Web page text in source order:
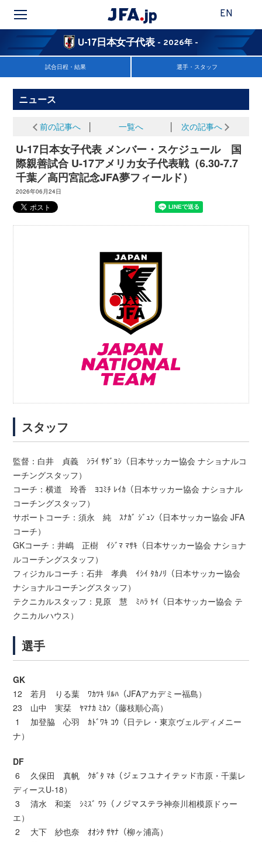
EN
U-17日本女子代表 - 2026年 -
試合日程・結果 選手・スタッフ
ニュース
前の記事へ 一覧へ 次の記事へ
U-17日本女子代表 メンバー・スケジュール 国
際親善試合 U-17アメリカ女子代表戦（6.30-7.7
千葉／高円宮記念JFA夢フィールド）
2026年06月24日
スタッフ
監督：白井 貞義 ｼﾗｲ ｻﾀﾞﾖｼ（日本サッカー協会 ナショナルコ
ーチングスタッフ）
コーチ：横道 玲香 ﾖｺﾐﾁ ﾚｲｶ（日本サッカー協会 ナショナル
コーチングスタッフ）
サポートコーチ：須永 純 ｽﾅｶﾞ ｼﾞｭﾝ（日本サッカー協会 JFA
コーチ）
GKコーチ：井嶋 正樹 ｲｼﾞﾏ ﾏｻｷ（日本サッカー協会 ナショナ
ルコーチングスタッフ）
フィジカルコーチ：石井 孝典 ｲｼｲ ﾀｶﾉﾘ（日本サッカー協会
ナショナルコーチングスタッフ）
テクニカルスタッフ：見原 慧 ﾐﾊﾗ ｹｲ（日本サッカー協会 テ
クニカルハウス）
選手
GK
12 若月 りる葉 ﾜｶﾂｷ ﾘﾙﾊ（JFAアカデミー福島）
23 山中 実栞 ﾔﾏﾅｶ ﾐｶﾝ（藤枝順心高）
1 加登脇 心羽 ｶﾄﾞﾜｷ ｺｳ（日テレ・東京ヴェルディメニー
ナ）
DF
6 久保田 真帆 ｸﾎﾞﾀ ﾏﾎ（ジェフユナイテッド市原・千葉レ
ディースU-18）
3 清水 和楽 ｼﾐｽﾞ ﾜﾗ（ノジマステラ神奈川相模原ドゥー
エ）
2 大下 紗也奈 ｵｵｼﾀ ｻﾔﾅ（柳ヶ浦高）